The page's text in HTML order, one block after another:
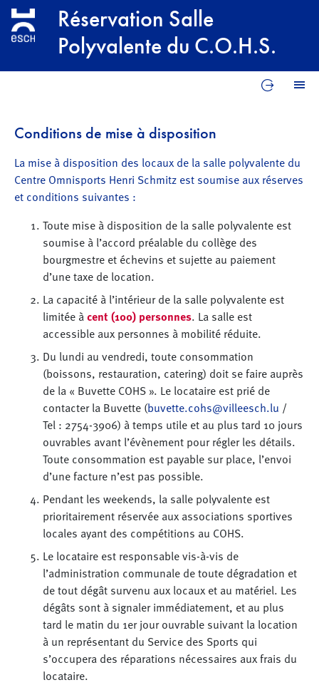
Aller au contenu principalRéservation Salle
Polyvalente du C.O.H.S.
Conditions de mise à disposition
La mise à disposition des locaux de la salle polyvalente du
Centre Omnisports Henri Schmitz est soumise aux réserves
et conditions suivantes :
Toute mise à disposition de la salle polyvalente est
soumise à l’accord préalable du collège des
bourgmestre et échevins et sujette au paiement
d’une taxe de location.
La capacité à l’intérieur de la salle polyvalente est
limitée àcent (100) personnes. La salle est
accessible aux personnes à mobilité réduite.
Du lundi au vendredi, toute consommation
(boissons, restauration, catering) doit se faire auprès
de la « Buvette COHS ». Le locataire est prié de
contacter la Buvette (buvette.cohs@villeesch.lu /
Tel : 2754-3906) à temps utile et au plus tard 10 jours
ouvrables avant l’évènement pour régler les détails.
Toute consommation est payable sur place, l’envoi
d’une facture n’est pas possible.
Pendant les weekends, la salle polyvalente est
prioritairement réservée aux associations sportives
locales ayant des compétitions au COHS.
Le locataire est responsable vis-à-vis de
l’administration communale de toute dégradation et
de tout dégât survenu aux locaux et au matériel. Les
dégâts sont à signaler immédiatement, et au plus
tard le matin du 1er jour ouvrable suivant la location
à un représentant du Service des Sports qui
s’occupera des réparations nécessaires aux frais du
locataire.